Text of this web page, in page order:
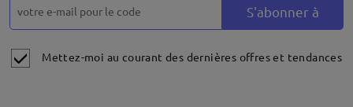
S'abonner à
Mettez-moi au courant des dernières offres et tendances